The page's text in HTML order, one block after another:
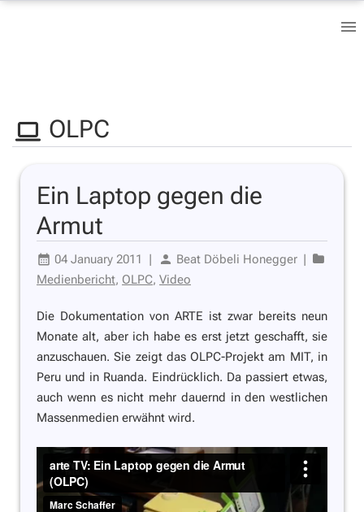
OLPC
Ein Laptop gegen die
Armut
04 January 2011 | Beat Döbeli Honegger |
Medienbericht, OLPC, Video
Die Dokumentation von ARTE ist zwar bereits neun
Monate alt, aber ich habe es erst jetzt geschafft, sie
anzuschauen. Sie zeigt das OLPC-Projekt am MIT, in
Peru und in Ruanda. Eindrücklich. Da passiert etwas,
auch wenn es nicht mehr dauernd in den westlichen
Massenmedien erwähnt wird.